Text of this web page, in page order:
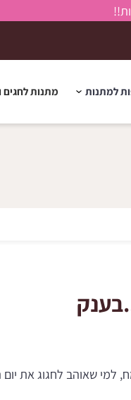
למתנות מתנות לחגים
למי שאוהב לחגוג את